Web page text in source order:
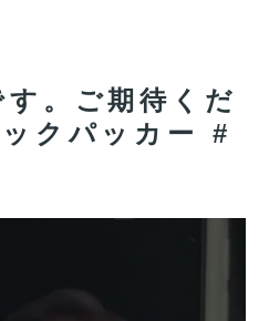
。ご期待くだ
クパッカー #